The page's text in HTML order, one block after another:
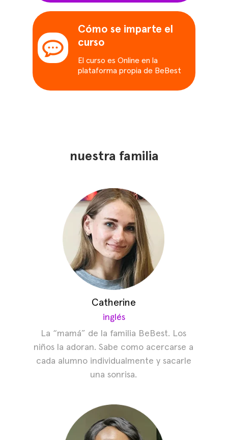
Cómo se imparte el
curso
El curso es Online en la
plataforma propia de BeBest
nuestra familia
La “mamá” de la familia BeBest. Los
niños la adoran. Sabe como acercarse a
cada alumno individualmente y sacarle
una sonrisa.
Catherine
inglés